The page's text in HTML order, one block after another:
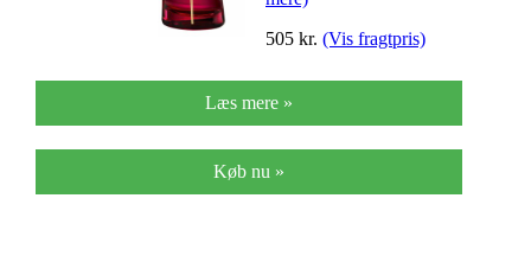
505 kr. (Vis fragtpris)
Læs mere »
Køb nu »